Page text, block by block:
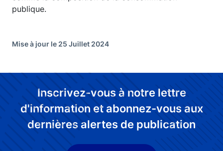
publique.
Mise à jour le 25 Juillet 2024
Inscrivez-vous à notre lettre
d'information et abonnez-vous aux
dernières alertes de publication